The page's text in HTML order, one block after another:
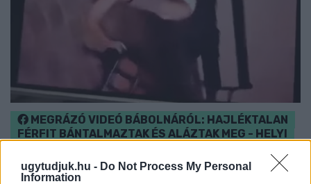
ugytudjuk.hu - Do Not Process My Personal
Information
MEGRÁZÓ VIDEÓ BÁBOLNÁRÓL: HAJLÉKTALAN
FÉRFIT BÁNTALMAZTAK ÉS ALÁZTAK MEG - HELYI
INTÉZKEDIK AZ ÜGYBEN